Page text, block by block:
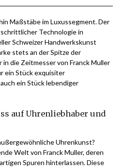
Maßstäbe im Luxussegment. Der
Technologie in
Schweizer Handwerkskunst
stets an der Spitze der
die Zeitmesser von Franck Muller
ein Stück exquisiter
ein Stück lebendiger
auf Uhrenliebhaber und
Uhrenkunst?
Welt von Franck Muller, deren
Spuren hinterlassen. Diese